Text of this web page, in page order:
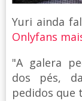
Yuri ainda
Onlyfans
"A galera
dos pés,
pedidos que